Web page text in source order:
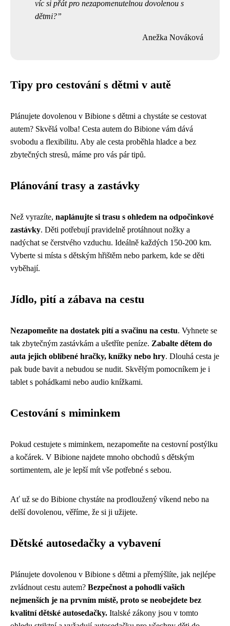
víc si přát pro nezapomenutelnou dovolenou s
dětmi?
Anežka Nováková
Tipy pro cestování s dětmi v autě
Plánujete dovolenou v Bibione s dětmi a chystáte se cestovat
autem? Skvělá volba! Cesta autem do Bibione vám dává
svobodu a flexibilitu. Aby ale cesta proběhla hladce a bez
zbytečných stresů, máme pro vás pár tipů.
Plánování trasy a zastávky
Než vyrazíte, naplánujte si trasu s ohledem na odpočinkové
zastávky. Děti potřebují pravidelně protáhnout nožky a
nadýchat se čerstvého vzduchu. Ideálně každých 150-200 km.
Vyberte si místa s dětským hřištěm nebo parkem, kde se děti
vyběhají.
Jídlo, pití a zábava na cestu
Nezapomeňte na dostatek pití a svačinu na cestu. Vyhnete se
tak zbytečným zastávkám a ušetříte peníze. Zabalte dětem do
auta jejich oblíbené hračky, knížky nebo hry. Dlouhá cesta je
pak bude bavit a nebudou se nudit. Skvělým pomocníkem je i
tablet s pohádkami nebo audio knížkami.
Cestování s miminkem
Pokud cestujete s miminkem, nezapomeňte na cestovní postýlku
a kočárek. V Bibione najdete mnoho obchodů s dětským
sortimentem, ale je lepší mít vše potřebné s sebou.
Ať už se do Bibione chystáte na prodloužený víkend nebo na
delší dovolenou, věříme, že si ji užijete.
Dětské autosedačky a vybavení
Plánujete dovolenou v Bibione s dětmi a přemýšlíte, jak nejlépe
zvládnout cestu autem? Bezpečnost a pohodlí vašich
nejmenších je na prvním místě, proto se neobejdete bez
kvalitní dětské autosedačky. Italské zákony jsou v tomto